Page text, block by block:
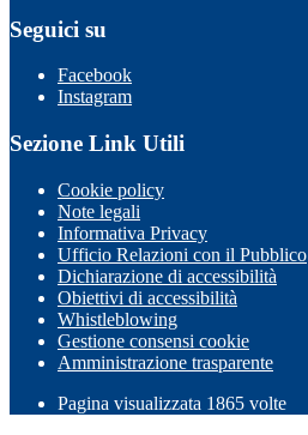
Seguici su
Facebook
Instagram
Sezione Link Utili
Cookie policy
Note legali
Informativa Privacy
Ufficio Relazioni con il Pubblico
Dichiarazione di accessibilità
Obiettivi di accessibilità
Whistleblowing
Gestione consensi cookie
Amministrazione trasparente
Pagina visualizzata 1865 volte